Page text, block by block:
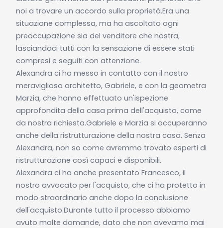
noi a trovare un accordo sulla proprietà.Era una
situazione complessa, ma ha ascoltato ogni
preoccupazione sia del venditore che nostra,
lasciandoci tutti con la sensazione di essere stati
compresi e seguiti con attenzione.
Alexandra ci ha messo in contatto con il nostro
meraviglioso architetto, Gabriele, e con la geometra
Marzia, che hanno effettuato un'ispezione
approfondita della casa prima dell'acquisto, come
da nostra richiesta.Gabriele e Marzia si occuperanno
anche della ristrutturazione della nostra casa. Senza
Alexandra, non so come avremmo trovato esperti di
ristrutturazione così capaci e disponibili.
Alexandra ci ha anche presentato Francesco, il
nostro avvocato per l'acquisto, che ci ha protetto in
modo straordinario anche dopo la conclusione
dell'acquisto.Durante tutto il processo abbiamo
avuto molte domande, dato che non avevamo mai